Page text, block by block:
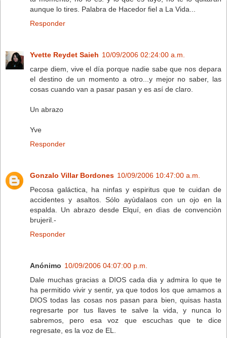
aunque lo tires. Palabra de Hacedor fiel a La Vida...
Responder
Yvette Reydet Saieh 10/09/2006 02:24:00 a.m.
carpe diem, vive el día porque nadie sabe que nos depara
el destino de un momento a otro...y mejor no saber, las
cosas cuando van a pasar pasan y es así de claro.
Un abrazo
Yve
Responder
Gonzalo Villar Bordones 10/09/2006 10:47:00 a.m.
Pecosa galáctica, ha ninfas y espiritus que te cuidan de
accidentes y asaltos. Sólo ayùdalaos con un ojo en la
espalda. Un abrazo desde Elquí, en dìas de convenciòn
brujeril.-
Responder
Anónimo 10/09/2006 04:07:00 p.m.
Dale muchas gracias a DIOS cada dia y admira lo que te
ha permitido vivir y sentir, ya que todos los que amamos a
DIOS todas las cosas nos pasan para bien, quisas hasta
regresarte por tus llaves te salve la vida, y nunca lo
sabremos, pero esa voz que escuchas que te dice
regresate, es la voz de EL.